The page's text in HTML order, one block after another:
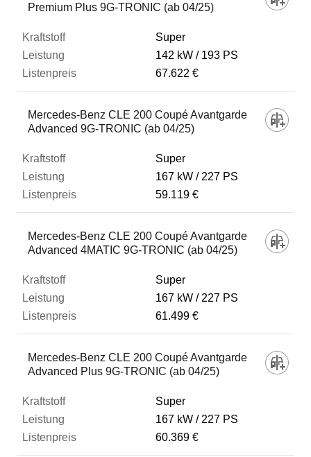
Premium Plus 9G-TRONIC (ab 04/25)
Super
142 kW
193 PS
67.622 €
Mercedes-Benz CLE 200 Coupé Avantgarde
Advanced 9G-TRONIC (ab 04/25)
Super
167 kW
227 PS
59.119 €
Mercedes-Benz CLE 200 Coupé Avantgarde
Advanced 4MATIC 9G-TRONIC (ab 04/25)
Super
167 kW
227 PS
61.499 €
Mercedes-Benz CLE 200 Coupé Avantgarde
Advanced Plus 9G-TRONIC (ab 04/25)
Super
167 kW
227 PS
60.369 €